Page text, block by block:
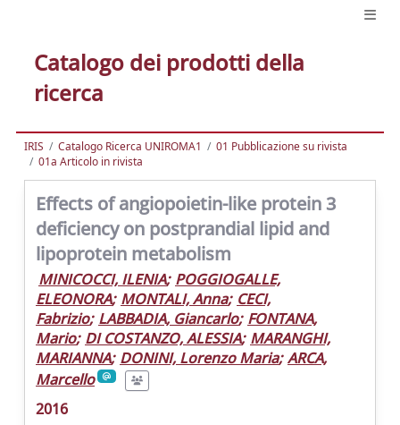
Catalogo dei prodotti della
ricerca
IRIS Catalogo Ricerca UNIROMA1
01 Pubblicazione su rivista
01a Articolo in rivista
Effects of angiopoietin-like protein 3
deficiency on postprandial lipid and
lipoprotein metabolism
MINICOCCI, ILENIA; POGGIOGALLE,
ELEONORA; MONTALI, Anna; CECI,
Fabrizio; LABBADIA, Giancarlo; FONTANA,
Mario; DI COSTANZO, ALESSIA; MARANGHI,
MARIANNA; DONINI, Lorenzo Maria; ARCA,
Marcello
2016